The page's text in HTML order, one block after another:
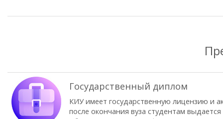
Государственный диплом
КИУ имеет государственную лицензию и
после окончания вуза студентам